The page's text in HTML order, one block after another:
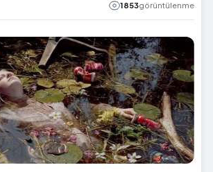
1853görüntülenme